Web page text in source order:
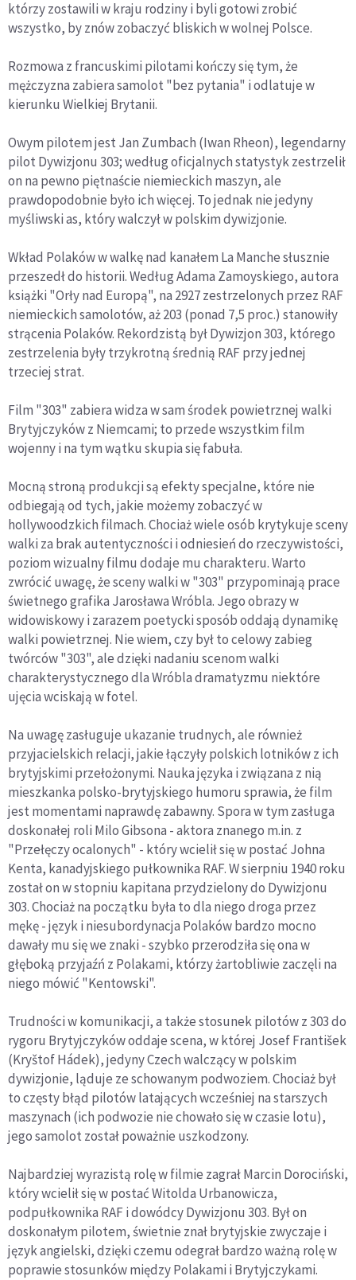
którzy zostawili w kraju rodziny i byli gotowi zrobić
wszystko, by znów zobaczyć bliskich w wolnej Polsce.
Rozmowa z francuskimi pilotami kończy się tym, że
mężczyzna zabiera samolot "bez pytania" i odlatuje w
kierunku Wielkiej Brytanii.
Owym pilotem jest Jan Zumbach (Iwan Rheon), legendarny
pilot Dywizjonu 303; według oficjalnych statystyk zestrzelił
on na pewno piętnaście niemieckich maszyn, ale
prawdopodobnie było ich więcej. To jednak nie jedyny
myśliwski as, który walczył w polskim dywizjonie.
Wkład Polaków w walkę nad kanałem La Manche słusznie
przeszedł do historii. Według Adama Zamoyskiego, autora
książki "Orły nad Europą", na 2927 zestrzelonych przez RAF
niemieckich samolotów, aż 203 (ponad 7,5 proc.) stanowiły
strącenia Polaków. Rekordzistą był Dywizjon 303, którego
zestrzelenia były trzykrotną średnią RAF przy jednej
trzeciej strat.
Film "303" zabiera widza w sam środek powietrznej walki
Brytyjczyków z Niemcami; to przede wszystkim film
wojenny i na tym wątku skupia się fabuła.
Mocną stroną produkcji są efekty specjalne, które nie
odbiegają od tych, jakie możemy zobaczyć w
hollywoodzkich filmach. Chociaż wiele osób krytykuje sceny
walki za brak autentyczności i odniesień do rzeczywistości,
poziom wizualny filmu dodaje mu charakteru. Warto
zwrócić uwagę, że sceny walki w "303" przypominają prace
świetnego grafika Jarosława Wróbla. Jego obrazy w
widowiskowy i zarazem poetycki sposób oddają dynamikę
walki powietrznej. Nie wiem, czy był to celowy zabieg
twórców "303", ale dzięki nadaniu scenom walki
charakterystycznego dla Wróbla dramatyzmu niektóre
ujęcia wciskają w fotel.
Na uwagę zasługuje ukazanie trudnych, ale również
przyjacielskich relacji, jakie łączyły polskich lotników z ich
brytyjskimi przełożonymi. Nauka języka i związana z nią
mieszkanka polsko-brytyjskiego humoru sprawia, że film
jest momentami naprawdę zabawny. Spora w tym zasługa
doskonałej roli Milo Gibsona - aktora znanego m.in. z
"Przełęczy ocalonych" - który wcielił się w postać Johna
Kenta, kanadyjskiego pułkownika RAF. W sierpniu 1940 roku
został on w stopniu kapitana przydzielony do Dywizjonu
303. Chociaż na początku była to dla niego droga przez
mękę - język i niesubordynacja Polaków bardzo mocno
dawały mu się we znaki - szybko przerodziła się ona w
głęboką przyjaźń z Polakami, którzy żartobliwie zaczęli na
niego mówić "Kentowski".
Trudności w komunikacji, a także stosunek pilotów z 303 do
rygoru Brytyjczyków oddaje scena, w której Josef František
(Kryštof Hádek), jedyny Czech walczący w polskim
dywizjonie, ląduje ze schowanym podwoziem. Chociaż był
to częsty błąd pilotów latających wcześniej na starszych
maszynach (ich podwozie nie chowało się w czasie lotu),
jego samolot został poważnie uszkodzony.
Najbardziej wyrazistą rolę w filmie zagrał Marcin Dorociński,
który wcielił się w postać Witolda Urbanowicza,
podpułkownika RAF i dowódcy Dywizjonu 303. Był on
doskonałym pilotem, świetnie znał brytyjskie zwyczaje i
język angielski, dzięki czemu odegrał bardzo ważną rolę w
poprawie stosunków między Polakami i Brytyjczykami.